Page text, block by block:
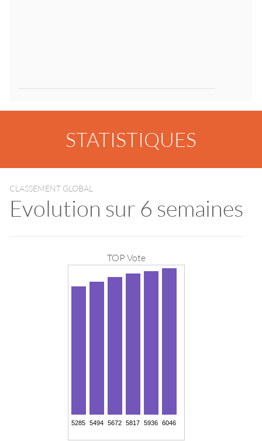
STATISTIQUES
CLASSEMENT GLOBAL
Evolution sur 6 semaines
TOP Vote